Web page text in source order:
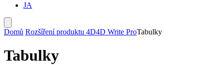
JA
Domů Rozšíření produktu 4D4D Write ProTabulky
Tabulky